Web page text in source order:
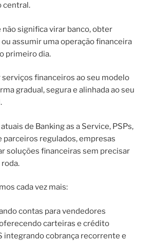
central.
significa virar banco, obter
assumir uma operação financeira
primeiro dia.
financeiros ao seu modelo
gradual, segura e alinhada ao seu
de Banking as a Service, PSPs,
parceiros regulados, empresas
soluções financeiras sem precisar
cada vez mais:
contas para vendedores
carteiras e crédito
integrando cobrança recorrente e